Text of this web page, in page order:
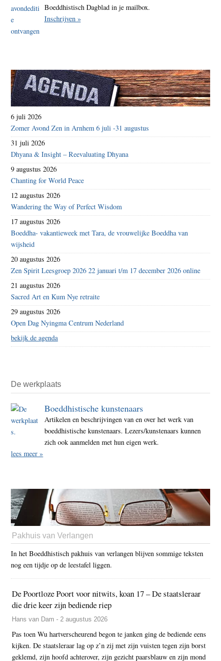
Boeddhistisch Dagblad in je mailbox.
Inschrijven »
6 juli 2026
Zomer Avond Zen in Arnhem 6 juli -31 augustus
31 juli 2026
Dhyana & Insight – Reevaluating Dhyana
9 augustus 2026
Chanting for World Peace
12 augustus 2026
Wandering the Way of Perfect Wisdom
17 augustus 2026
Boeddha- vakantieweek met Tara, de vrouwelijke Boeddha van
wijsheid
20 augustus 2026
Zen Spirit Leesgroep 2026 22 januari t/m 17 december 2026 online
21 augustus 2026
Sacred Art en Kum Nye retraite
29 augustus 2026
Open Dag Nyingma Centrum Nederland
bekijk de agenda
De werkplaats
Boeddhistische kunstenaars
Artikelen en beschrijvingen van en over het werk van
boeddhistische kunstenaars. Lezers/kunstenaars kunnen
zich ook aanmelden met hun eigen werk.
lees meer »
Pakhuis van Verlangen
In het Boeddhistisch pakhuis van verlangen blijven sommige teksten
nog een tijdje op de leestafel liggen.
De Poortloze Poort voor nitwits, koan 17 – De staatsleraar
die drie keer zijn bediende riep
Hans van Dam - 2 augustus 2026
Pas toen Wu hartverscheurend begon te janken ging de bediende eens
kijken. De staatsleraar lag op z’n zij met zijn vuisten tegen zijn borst
geklemd, zijn hoofd achterover, zijn gezicht paarsblauw en zijn mond